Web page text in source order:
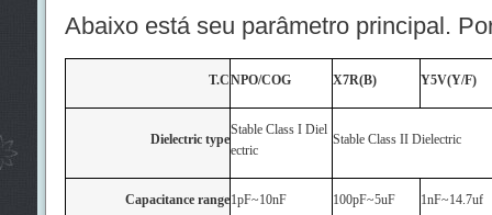
Abaixo está seu parâmetro principal.
T.CNPO/COG X7R(B) Y5V(Y/F)
Dielectric type
Stable Class I Diel
ectric
Stable Class II Dielectric
Capacitance range1pF~10nF 100pF~5uF 1nF~14.7uf